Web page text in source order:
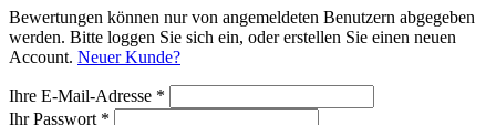
Bewertungen können nur von angemeldeten Benutzern abgegeben
werden. Bitte loggen Sie sich ein, oder erstellen Sie einen neuen
Account. Neuer Kunde?
Ihre E-Mail-Adresse *
Ihr Passwort *